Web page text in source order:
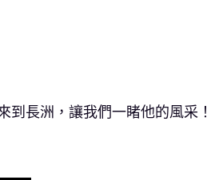
長洲，讓我們一睹他的風采！